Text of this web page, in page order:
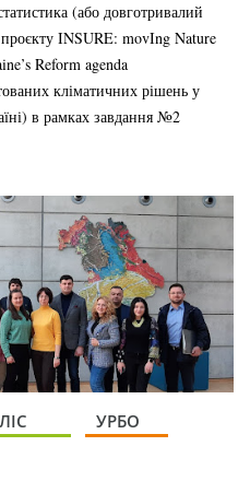
(або довготривалий
INSURE: movIng Nature
Reform agenda
кліматичних рішень у
в рамках завдання №2
ЛІС УРБО